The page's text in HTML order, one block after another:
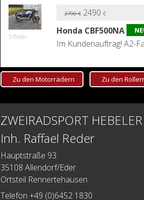
2790€ 2490 €
5 Bilder
Honda CBF500NA
Im Kundenauftrag! A2-
Öhlins Federbein SW-
Inspektion 8990,00€
6990
Zu den Motorrädern Zu den
ZWEIRADSPORT HEBELER
Inh. Raffael Reder
Hauptstraße 93
35108 Allendorf/Eder
Ortsteil Rennertehausen
Telefon +49 (0)6452 1830